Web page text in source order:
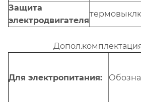
Защита
электродвигателя
Для электропитания: